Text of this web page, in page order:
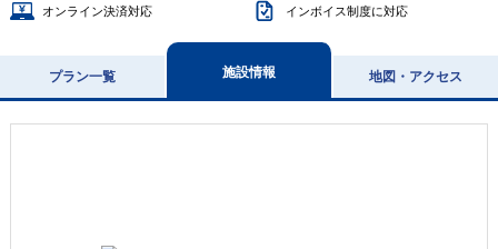
オンライン決済対応 インボイス制度に対応
プラン一覧 施設情報 地図・アクセス